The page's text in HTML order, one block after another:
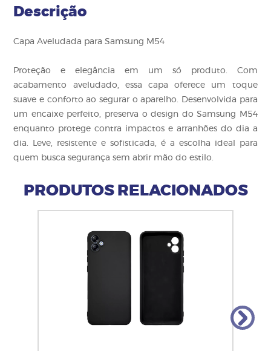
Descrição
Capa Aveludada para Samsung M54
Proteção e elegância em um só produto. Com
acabamento aveludado, essa capa oferece um toque
suave e conforto ao segurar o aparelho. Desenvolvida para
um encaixe perfeito, preserva o design do Samsung M54
enquanto protege contra impactos e arranhões do dia a
dia. Leve, resistente e sofisticada, é a escolha ideal para
quem busca segurança sem abrir mão do estilo.
PRODUTOS RELACIONADOS